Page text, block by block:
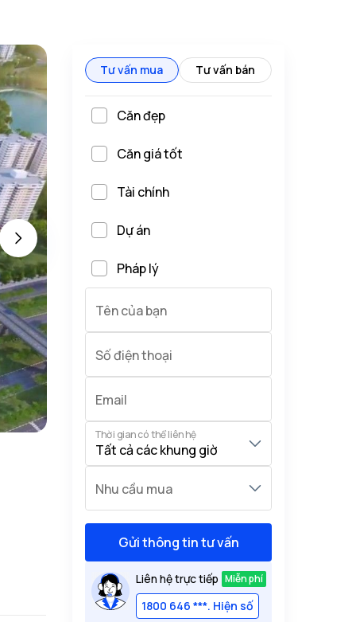
Tư vấn mua Tư vấn bán
Căn đẹp
Căn giá tốt
Tài chính
Dự án
Pháp lý
Tên của bạn
Số điện thoại
Email
Thời gian có thể liên hệ
Nhu cầu mua
Gửi thông tin tư vấn
Liên hệ trực tiếp Miễn phí
1800 646 ***. Hiện số